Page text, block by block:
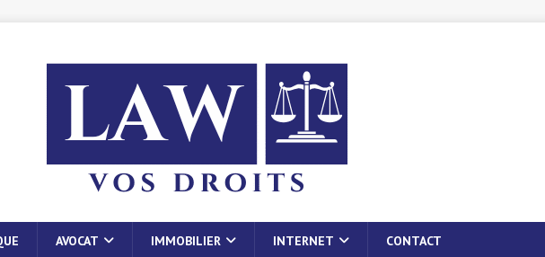
AVOCAT IMMOBILIER INTERNET CONTACT